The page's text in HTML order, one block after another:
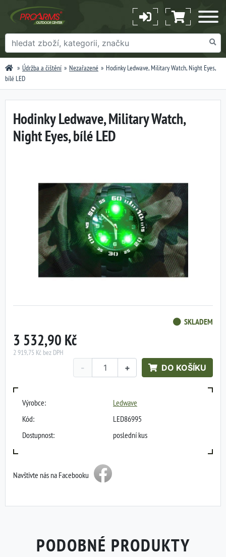
Údržba a čištění Nezařazené
Hodinky Ledwave, Military Watch, Night Eyes,
bílé LED
Hodinky Ledwave, Military Watch,
Night Eyes, bílé LED
SKLADEM
3 532,90 Kč
2 919,75 Kč bez DPH
+
- DO KOŠÍKU
Výrobce:
Ledwave
Kód:
LED86995
Dostupnost:
poslední kus
Navštivte nás na Facebooku
PODOBNÉ PRODUKTY